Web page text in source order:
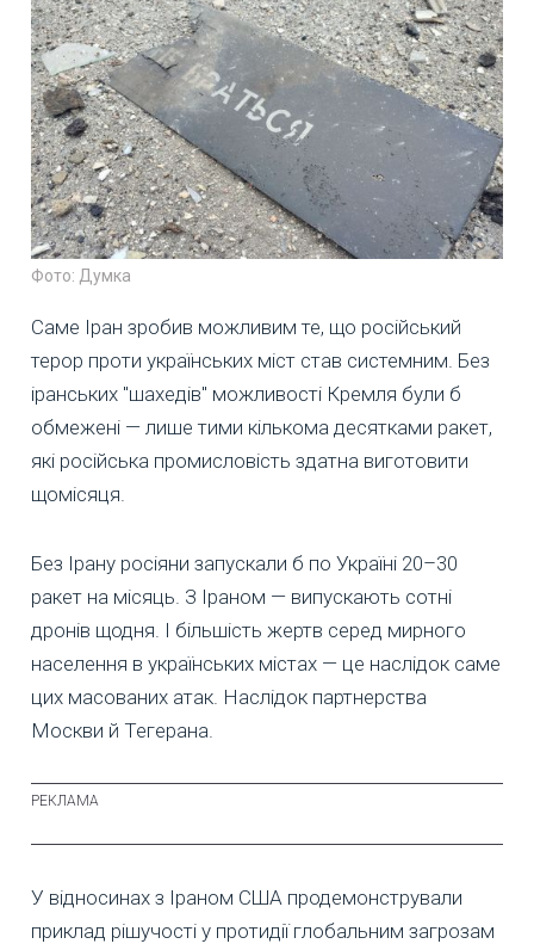
Фото: Думка
Саме Іран зробив можливим те, що російський
терор проти українських міст став системним. Без
іранських "шахедів" можливості Кремля були б
обмежені — лише тими кількома десятками ракет,
які російська промисловість здатна виготовити
щомісяця.
Без Ірану росіяни запускали б по Україні 20–30
ракет на місяць. З Іраном — випускають сотні
дронів щодня. І більшість жертв серед мирного
населення в українських містах — це наслідок саме
цих масованих атак. Наслідок партнерства
Москви й Тегерана.
У відносинах з Іраном США продемонстрували
приклад рішучості у протидії глобальним загрозам